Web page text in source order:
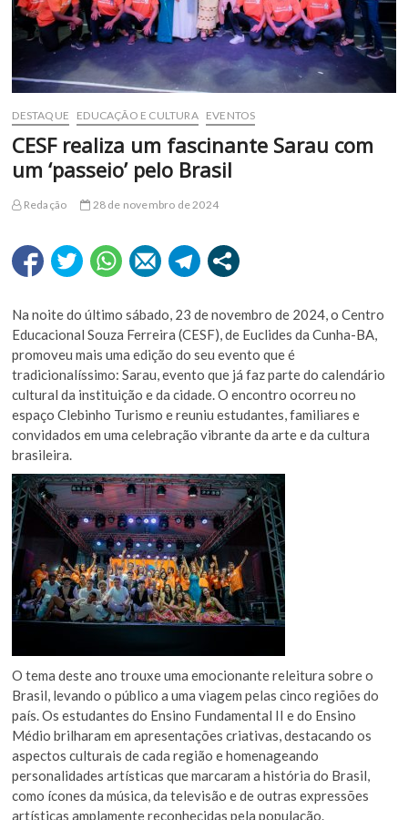
DESTAQUE EDUCAÇÃO E CULTURA EVENTOS
CESF realiza um fascinante Sarau com
um ‘passeio’ pelo Brasil
Redação 28 de novembro de 2024
Na noite do último sábado, 23 de novembro de 2024, o Centro
Educacional Souza Ferreira (CESF), de Euclides da Cunha-BA,
promoveu mais uma edição do seu evento que é
tradicionalíssimo: Sarau, evento que já faz parte do calendário
cultural da instituição e da cidade. O encontro ocorreu no
espaço Clebinho Turismo e reuniu estudantes, familiares e
convidados em uma celebração vibrante da arte e da cultura
brasileira.
O tema deste ano trouxe uma emocionante releitura sobre o
Brasil, levando o público a uma viagem pelas cinco regiões do
país. Os estudantes do Ensino Fundamental II e do Ensino
Médio brilharam em apresentações criativas, destacando os
aspectos culturais de cada região e homenageando
personalidades artísticas que marcaram a história do Brasil,
como ícones da música, da televisão e de outras expressões
artísticas amplamente reconhecidas pela população.